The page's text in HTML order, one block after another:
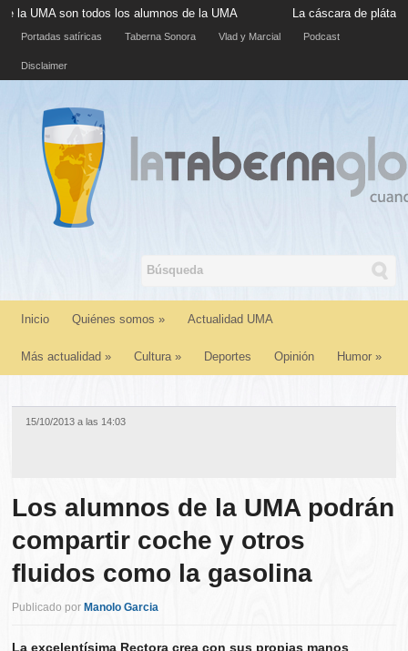
son todos los alumnos de la UMA La cáscara de plátano
Portadas satíricas Taberna Sonora Vlad y Marcial Podcast
Disclaimer
Inicio Quiénes somos » Actualidad UMA
Más actualidad » Cultura» Deportes Opinión Humor »
15/10/2013 a las 14:03
Los alumnos de la UMA podrán
compartir coche y otros
fluidos como la gasolina
Publicado por Manolo Garcia
La excelentísima Rectora crea con sus propias manos